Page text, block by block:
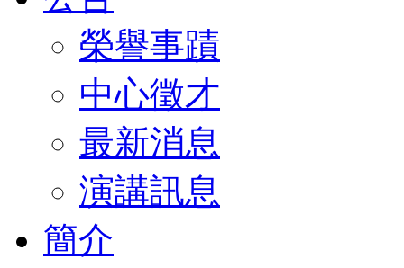
榮譽事蹟
中心徵才
最新消息
演講訊息
簡介